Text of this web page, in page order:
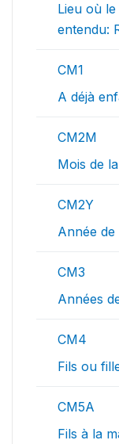
Lieu où
entendu:
CM1
A déjà
CM2M
Mois de
CM2Y
Année
CM3
Années
CM4
Fils ou
CM5A
Fils à la